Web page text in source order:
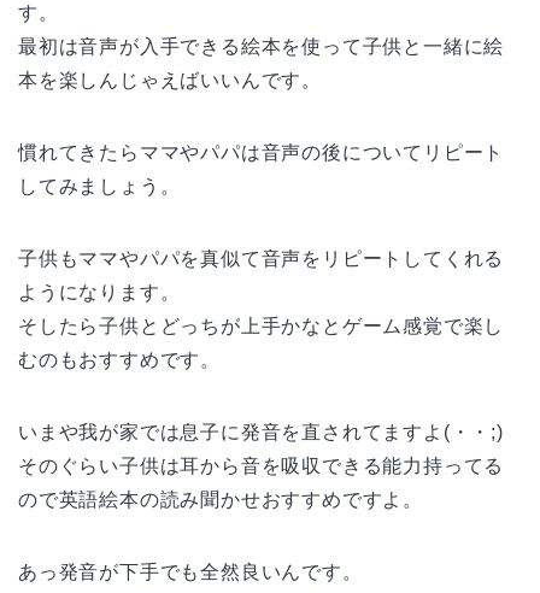
す。
最初は音声が入手できる絵本を使って子供と一緒に絵
本を楽しんじゃえばいいんです。
慣れてきたらママやパパは音声の後についてリピート
してみましょう。
子供もママやパパを真似て音声をリピートしてくれる
ようになります。
そしたら子供とどっちが上手かなとゲーム感覚で楽し
むのもおすすめです。
いまや我が家では息子に発音を直されてますよ(・・;)
そのぐらい子供は耳から音を吸収できる能力持ってる
ので英語絵本の読み聞かせおすすめですよ。
あっ発音が下手でも全然良いんです。